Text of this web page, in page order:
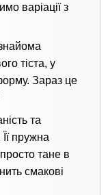
варіації з
тіста, у
Зараз це
та
пружна
тане в
смакові